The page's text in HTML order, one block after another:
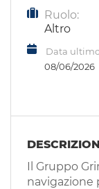
di
Carica
EN
Ruolo:
Altro
Data
08/06/2026
Il Gruppo
navigazione